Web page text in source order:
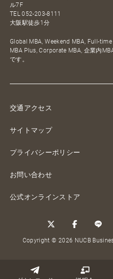
ル7F
TEL052-203-8111
大阪駅徒歩1分
Global MBA, Weekend MBA, Full-
MBA Plus, Corporate MBA, 企業内
です。
交通アクセス
サイトマップ
プライバシーポリシー
お問い合わせ
公式オンラインストア
Copyright © 2026 NUCB